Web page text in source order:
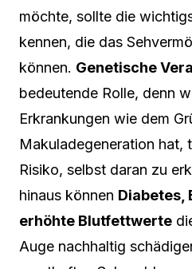
möchte, sollte die
kennen, die das
können. Genetische
bedeutende Rolle, denn
Erkrankungen wie dem
Makuladegeneration hat,
Risiko, selbst daran zu
hinaus können Diabetes,
erhöhte Blutfettwerte
Auge nachhaltig